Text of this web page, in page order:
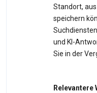
Standort,
speichern
und KI-
Sie in der
Relevantere